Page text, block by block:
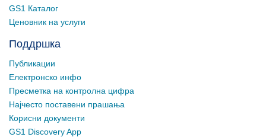
GS1 Каталог
Ценовник на услуги
Поддршка
Публикации
Електронско инфо
Пресметка на контролна цифра
Најчесто поставени прашања
Корисни документи
GS1 Discovery App